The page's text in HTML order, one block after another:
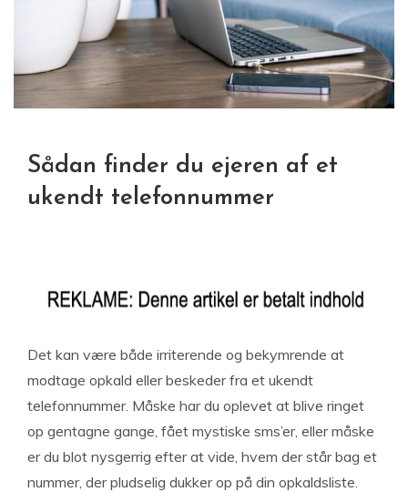
Sådan finder du ejeren af et
ukendt telefonnummer
Det kan være både irriterende og bekymrende at
modtage opkald eller beskeder fra et ukendt
telefonnummer. Måske har du oplevet at blive ringet
op gentagne gange, fået mystiske sms’er, eller måske
er du blot nysgerrig efter at vide, hvem der står bag et
nummer, der pludselig dukker op på din opkaldsliste.